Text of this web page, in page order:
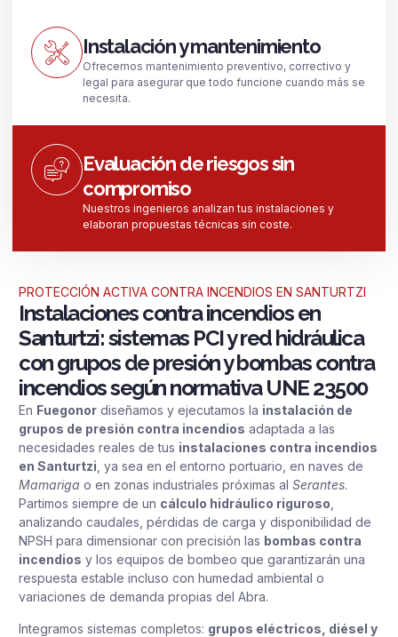
Instalación y mantenimiento
Ofrecemos mantenimiento preventivo, correctivo y
legal para asegurar que todo funcione cuando más se
necesita.
Evaluación de riesgos sin
compromiso
Nuestros ingenieros analizan tus instalaciones y
elaboran propuestas técnicas sin coste.
PROTECCIÓN ACTIVA CONTRA INCENDIOS EN SANTURTZI
Instalaciones contra incendios en
Santurtzi: sistemas PCI y red hidráulica
con grupos de presión y bombas contra
incendios según normativa UNE 23500
En Fuegonor diseñamos y ejecutamos la instalación de
grupos de presión contra incendios adaptada a las
necesidades reales de tus instalaciones contra incendios
en Santurtzi , ya sea en el entorno portuario, en naves de
Mamariga o en zonas industriales próximas al Serantes.
Partimos siempre de un cálculo hidráulico riguroso
analizando caudales, pérdidas de carga y disponibilidad de
NPSH para dimensionar con precisión las bombas contra
incendios y los equipos de bombeo que garantizarán una
respuesta estable incluso con humedad ambiental o
variaciones de demanda propias del Abra.
Integramos sistemas completos: grupos eléctricos, diésel y